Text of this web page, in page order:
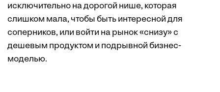
исключительно на дорогой нише, которая
слишком мала, чтобы быть интересной для
соперников, или войти на рынок «снизу» с
дешевым продуктом и подрывной бизнес-
моделью.